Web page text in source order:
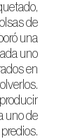
de
una
uno
en
uno de